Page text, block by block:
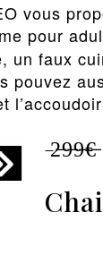
vous
pour
un faux
pouvez
̶2̶9̶9̶€̶